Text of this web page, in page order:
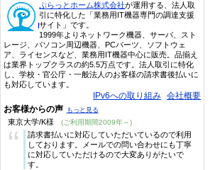
ぷらっとホーム株式会社が運用する、法人取
引に特化した「業務用IT機器専門の調達支援
サイト」です。
1999年よりネットワーク機器、サーバ、スト
レージ、パソコン周辺機器、PCパーツ、ソフトウェ
ア、ライセンスなど、業務用IT機器中心に販売。品揃え
は業界トップクラスの約5.5万点です。法人取引に特化
し、学校・官公庁・一般法人のお客様の請求書後払いに
も対応しています。
IPv6への取り組み 会社概要
お客様からの声 もっと見る
東京大学/K様 (ご利用期間2009年～)
“
請求書払いに対応していただいているので利用
しております。メールでの問い合わせにも丁寧
に対応していただけるので大変ありがたいで
す。